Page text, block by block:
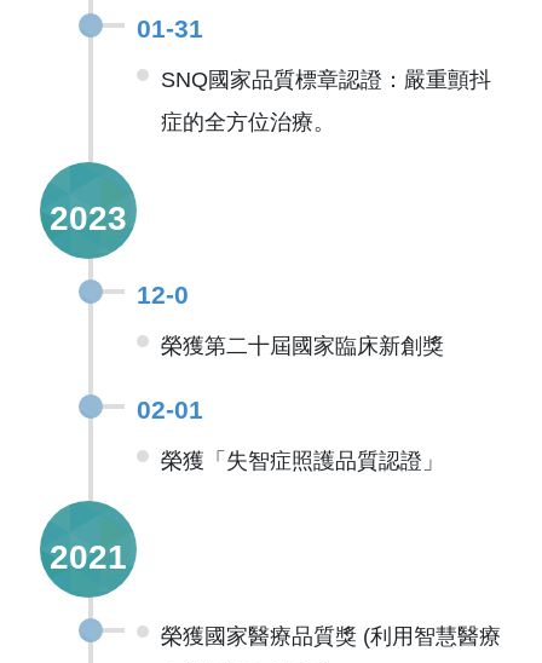
01-31
SNQ國家品質標章認證：嚴重顫抖
症的全方位治療。
2023
12-0
榮獲第二十屆國家臨床新創獎
02-01
榮獲「失智症照護品質認證」
2021
榮獲國家醫療品質獎 (利用智慧醫療